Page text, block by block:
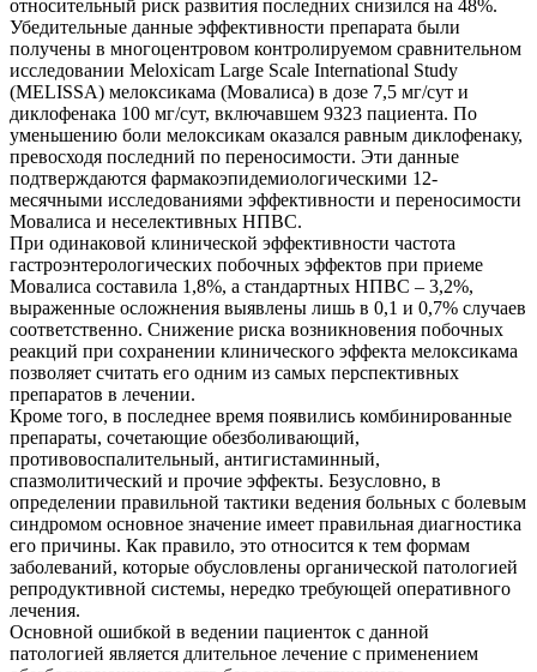
относительный риск развития последних снизился на 48%.
Убедительные данные эффективности препарата были
получены в многоцентровом контролируемом сравнительном
исследовании Meloxicam Large Scale International Study
(MELISSA) мелоксикама (Мовалиса) в дозе 7,5 мг/сут и
диклофенака 100 мг/сут, включавшем 9323 пациента. По
уменьшению боли мелоксикам оказался равным диклофенаку,
превосходя последний по переносимости. Эти данные
подтверждаются фармакоэпидемиологическими 12-
месячными исследованиями эффективности и переносимости
Мовалиса и неселективных НПВС.
При одинаковой клинической эффективности частота
гастроэнтерологических побочных эффектов при приеме
Мовалиса составила 1,8%, а стандартных НПВС – 3,2%,
выраженные осложнения выявлены лишь в 0,1 и 0,7% случаев
соответственно. Снижение риска возникновения побочных
реакций при сохранении клинического эффекта мелоксикама
позволяет считать его одним из самых перспективных
препаратов в лечении.
Кроме того, в последнее время появились комбинированные
препараты, сочетающие обезболивающий,
противовоспалительный, антигистаминный,
спазмолитический и прочие эффекты. Безусловно, в
определении правильной тактики ведения больных с болевым
синдромом основное значение имеет правильная диагностика
его причины. Как правило, это относится к тем формам
заболеваний, которые обусловлены органической патологией
репродуктивной системы, нередко требующей оперативного
лечения.
Основной ошибкой в ведении пациенток с данной
патологией является длительное лечение с применением